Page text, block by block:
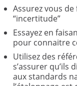
Assurez vous
“incertitude”
Essayez en
pour connaitre
Utilisez des
s’assurer qu’ils
aux standards